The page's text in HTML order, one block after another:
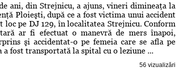
ani, din Strejnicu, a ajuns, vineri dimineaţa la
Ploieşti, după ce a fost victima unui accident
loc pe DJ 129, în localitatea Strejnicu. Conform
ar fi efectuat o manevră de mers înapoi,
şi accidentat-o pe femeia care se afla pe
fost transportată la spital cu o leziune ...
56 vizualizări